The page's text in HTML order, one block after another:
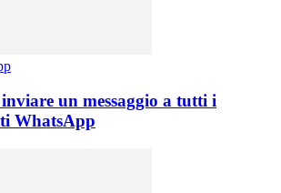
un messaggio a tutti i
WhatsApp